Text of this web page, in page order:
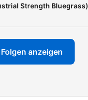
Strength Bluegrass)
anzeigen